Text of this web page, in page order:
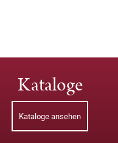
Kataloge
Kataloge ansehen